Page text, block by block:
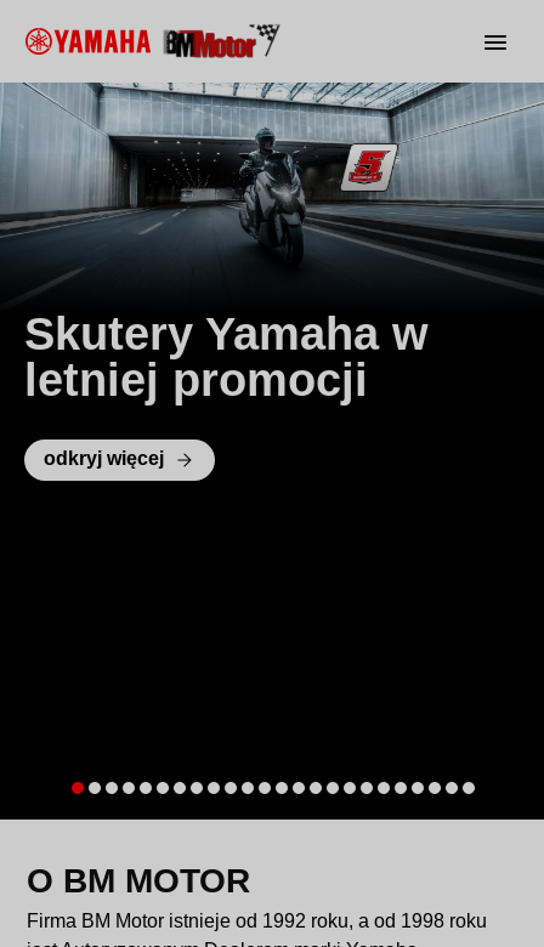
Skutery Yamaha w
letniej promocji
odkryj więcej
O BM MOTOR
Firma BM Motor istnieje od 1992 roku, a od 1998 roku